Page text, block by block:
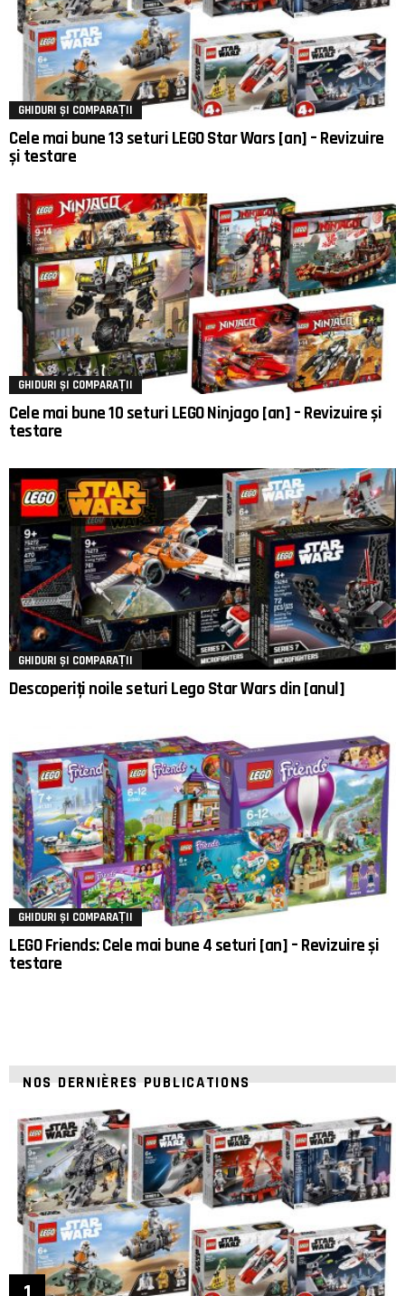
GHIDURI ȘI COMPARAȚII
Cele mai bune 13 seturi LEGO Star Wars [an] – Revizuire
și testare
GHIDURI ȘI COMPARAȚII
Cele mai bune 10 seturi LEGO Ninjago [an] – Revizuire și
testare
GHIDURI ȘI COMPARAȚII
Descoperiți noile seturi Lego Star Wars din [anul]
GHIDURI ȘI COMPARAȚII
LEGO Friends: Cele mai bune 4 seturi [an] – Revizuire și
testare
NOS DERNIÈRES PUBLICATIONS